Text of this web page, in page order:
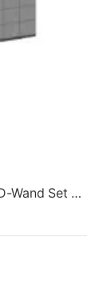
LEDVenture 2.6 XR 7,00m x 4,00m LED-Wand Set 05 – Stehend [7:4]